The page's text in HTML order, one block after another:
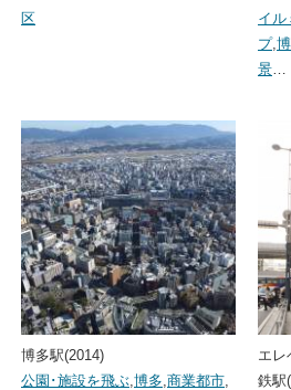
区
イル
プ,
景…
博多駅(2014)
公園･施設を飛ぶ,博多,商業都市,
エレ
鉄駅